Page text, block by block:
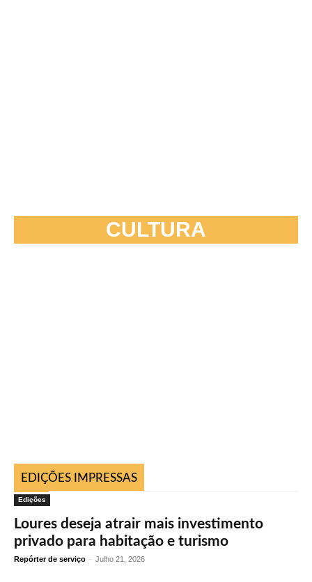
CULTURA
EDIÇÕES IMPRESSAS
Edições
Loures deseja atrair mais investimento
privado para habitação e turismo
Repórter de serviço - Julho 21, 2026